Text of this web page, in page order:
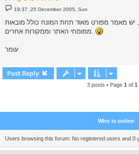
P
o
t
19:37 ,25 December 2005, Sun
יש מאמר מפורט מאוד תחת המונח כולל מובאות
ממומחי האתר וממקורות אחרים.
עומר
Post Reply
3 posts • Page 1 of 1
Who is online
Users browsing this forum: No registered users and 0